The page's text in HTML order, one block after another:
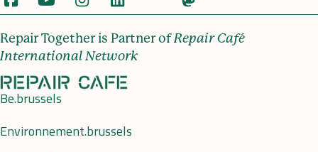
Repair Together is Partner ofRepair Café
International Network
Be.brussels
Environnement.brussels